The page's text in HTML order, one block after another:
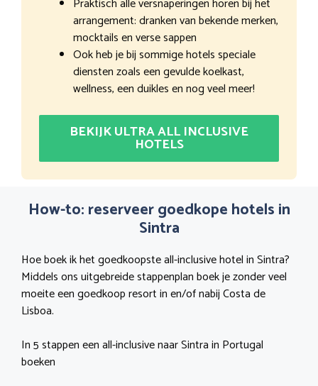
Praktisch alle versnaperingen horen bij het
arrangement: dranken van bekende merken,
mocktails en verse sappen
Ook heb je bij sommige hotels speciale
diensten zoals een gevulde koelkast,
wellness, een duikles en nog veel meer!
BEKIJK ULTRA ALL INCLUSIVE
HOTELS
How-to: reserveer goedkope hotels in
Sintra
Hoe boek ik het goedkoopste all-inclusive hotel in Sintra?
Middels ons uitgebreide stappenplan boek je zonder veel
moeite een goedkoop resort in en/of nabij Costa de
Lisboa.
In 5 stappen een all-inclusive naar Sintra in Portugal
boeken